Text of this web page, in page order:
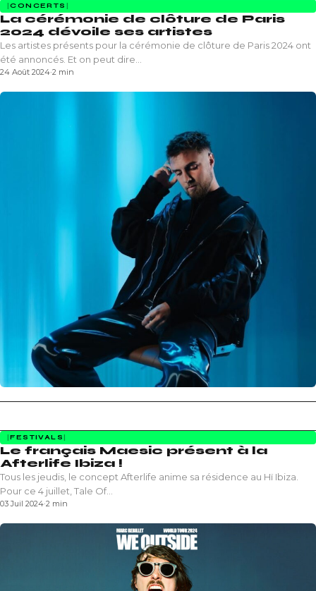
CONCERTS
La cérémonie de clôture de Paris
2024 dévoile ses artistes
Les artistes présents pour la cérémonie de clôture de Paris 2024 ont
été annoncés. Et on peut dire…
24 Août 2024·2 min
FESTIVALS
Le français Maesic présent à la
Afterlife Ibiza !
Tous les jeudis, le concept Afterlife anime sa résidence au Hï Ibiza.
Pour ce 4 juillet, Tale Of…
03 Juil 2024·2 min